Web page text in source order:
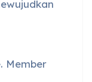
Member